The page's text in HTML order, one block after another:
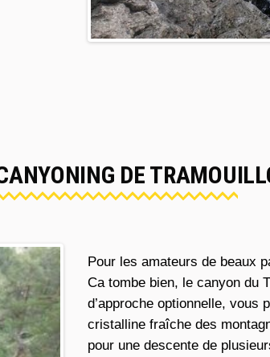
DE
Pour les amateurs de beaux
Ca tombe bien, le canyon du
d’approche optionnelle, vous
cristalline fraîche des
pour une descente de